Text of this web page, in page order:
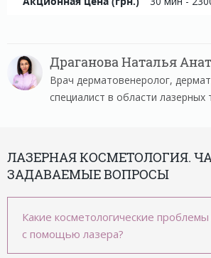
Драганова Наталья
Врач дерматовенеролог,
специалист в области лазерных
ЛАЗЕРНАЯ КОСМЕТОЛОГИЯ.
ЗАДАВАЕМЫЕ ВОПРОСЫ
Какие косметологические
с помощью лазера?